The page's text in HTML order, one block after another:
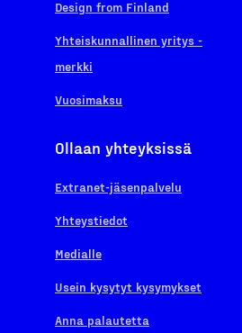
Design from Finland
Yhteiskunnallinen yritys -
merkki
Vuosimaksu
Ollaan yhteyksissä
Extranet-jäsenpalvelu
Yhteystiedot
Medialle
Usein kysytyt kysymykset
Anna palautetta